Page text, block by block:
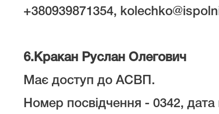
+380939871354,
6. Кракан Руслан Олегович
Має доступ до АСВП.
Номер посвідчення - 0342, дата